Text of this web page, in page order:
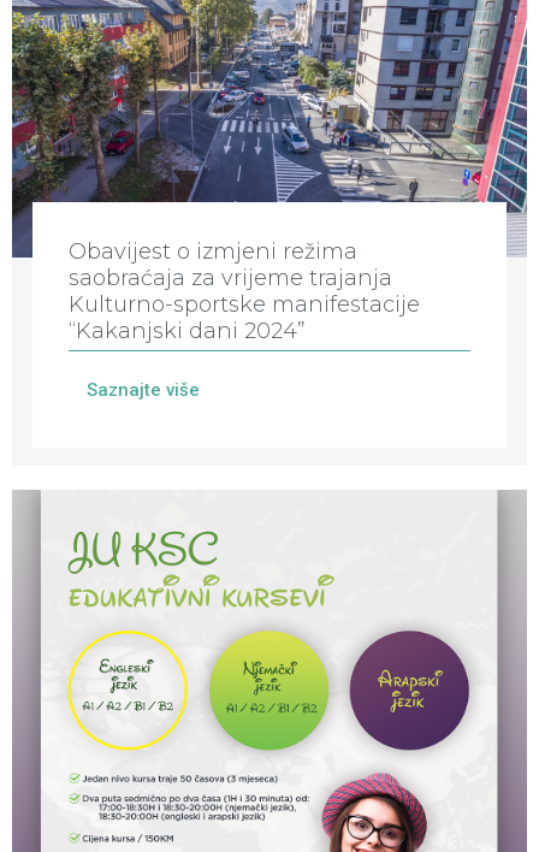
Obavijest o izmjeni režima
saobraćaja za vrijeme trajanja
Kulturno-sportske manifestacije
“Kakanjski dani 2024”
Saznajte više